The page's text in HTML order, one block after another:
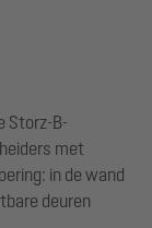
Storz-B-
met
in de wand
deuren